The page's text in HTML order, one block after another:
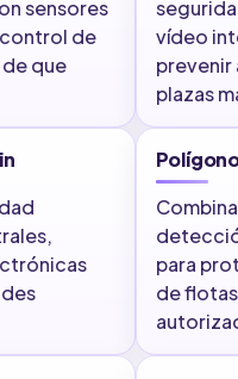
sensores
de
que
vídeo
prevenir
plazas
para
de